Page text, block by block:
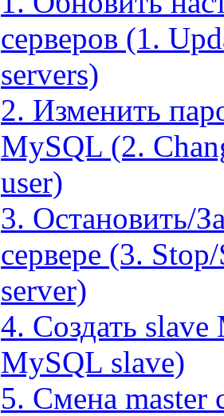
серверов (1.
servers)
2. Изменить
MySQL (2.
user)
3. Остановить/
сервере (3.
server)
4. Создать
MySQL slave)
5. Смена master